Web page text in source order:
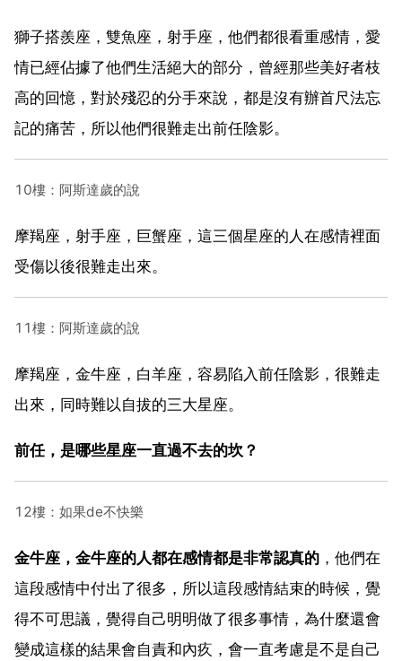
獅子搭羨座，雙魚座，射手座，他們都很看重感情，愛
情已經佔據了他們生活絕大的部分，曾經那些美好者枝
高的回憶，對於殘忍的分手來說，都是沒有辦首尺法忘
記的痛苦，所以他們很難走出前任陰影。
10樓：阿斯達歲的說
摩羯座，射手座，巨蟹座，這三個星座的人在感情裡面
受傷以後很難走出來。
11樓：阿斯達歲的說
摩羯座，金牛座，白羊座，容易陷入前任陰影，很難走
出來，同時難以自拔的三大星座。
前任，是哪些星座一直過不去的坎？
12樓：如果de不快樂
金牛座，金牛座的人都在感情都是非常認真的 ，他們在
這段感情中付出了很多，所以這段感情結束的時候，覺
得不可思議，覺得自己明明做了很多事情，為什麼還會
變成這樣的結果會自責和內疚，會一直考慮是不是自己